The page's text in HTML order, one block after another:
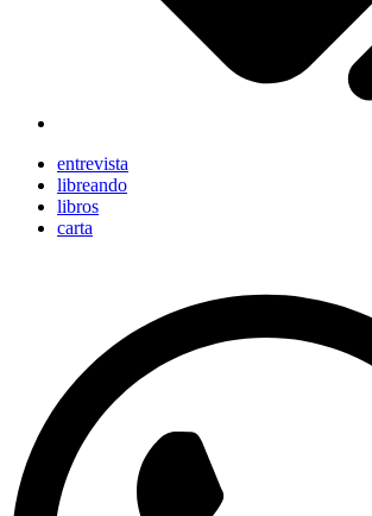
entrevista
libreando
libros
carta